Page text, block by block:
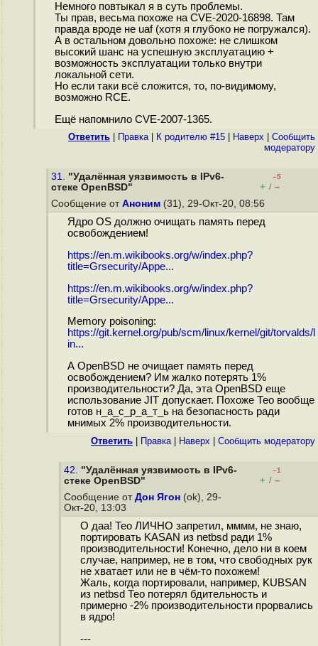
Немного повтыкал я в суть проблемы.
Ты прав, весьма похоже на CVE-2020-16898. Там
правда вроде не uaf (хотя я глубоко не погружался).
А в остальном довольно похоже: не слишком
высокий шанс на успешную эксплуатацию +
возможность эксплуатации только внутри
локальной сети.
Но если таки всё сложится, то, по-видимому,
возможно RCE.
Ещё напомнило CVE-2007-1365.
Ответить Правка| К родителю #15 Наверх
Cообщить
модератору
31. "Удалённая уязвимость в IPv6-
стеке OpenBSD"
–5
+ / –
Сообщение от Аноним (31), 29-Окт-20, 08:56
Ядро OS должно очищать память перед
освобождением!
https://en.m.wikibooks.org/w/index.php?
title=Grsecurity/Appe...
https://en.m.wikibooks.org/w/index.php?
title=Grsecurity/Appe...
Memory poisoning:
https://git.kernel.org/pub/scm/linux/kernel/git/torvalds/l
in...
А OpenBSD не очищает память перед
освобождением? Им жалко потерять 1%
производительности? Да, эта OpenBSD еще
использование JIT допускает. Похоже Тео вообще
готов н_а_с_р_а_т_ь на безопасность ради
мнимых 2% производительности.
Ответить Правка| Наверх Cообщить модератору
42. "Удалённая уязвимость в IPv6-
стеке OpenBSD"
–1
+ / –
Сообщение от Дон Ягон (ok), 29-
Окт-20, 13:03
О даа! Тео ЛИЧНО запретил, мммм, не знаю,
портировать KASAN из netbsd ради 1%
производительности! Конечно, дело ни в коем
случае, например, не в том, что свободных рук
не хватает или не в чём-то похожем!
Жаль, когда портировали, например, KUBSAN
из netbsd Тео потерял бдительность и
примерно -2% производительности прорвались
в ядро!
---